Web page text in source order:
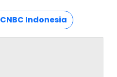
Indonesia